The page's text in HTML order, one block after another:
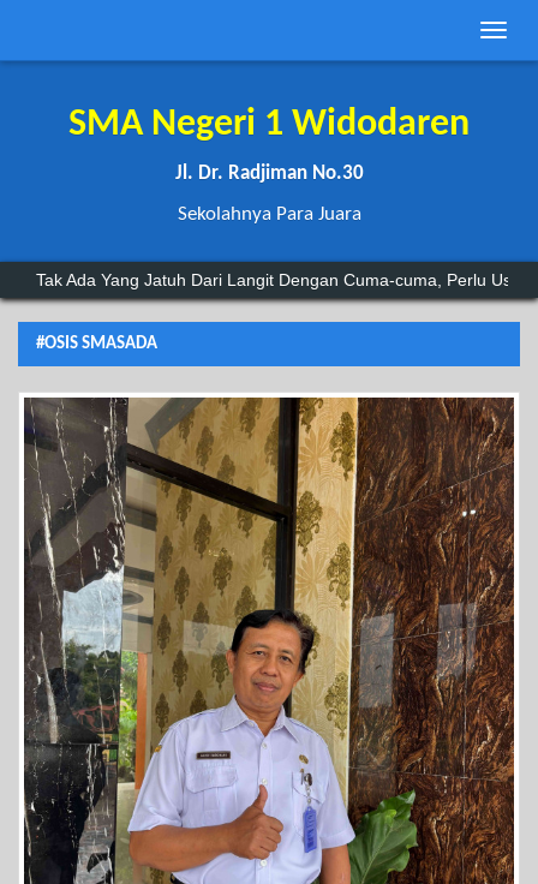
Toggle
SMA Negeri 1 Widodaren
Jl. Dr. Radjiman No.30
Sekolahnya Para Juara
Tak Ada Yang Jatuh Dari Langit Dengan Cuma-cuma, Perlu
#OSIS SMASADA